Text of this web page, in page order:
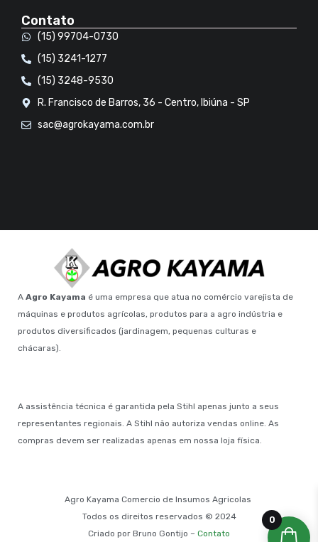
Contato
(15) 99704-0730
(15) 3241-1277
(15) 3248-9530
R. Francisco de Barros, 36 - Centro, Ibiúna - SP
sac@agrokayama.com.br
A Agro Kayama é uma empresa que atua no comércio varejista de
máquinas e produtos agrícolas, produtos para a agro indústria e
produtos diversificados (jardinagem, pequenas culturas e
chácaras).
A assistência técnica é garantida pela Stihl apenas junto a seus
representantes regionais. A Stihl não autoriza vendas online. As
compras devem ser realizadas apenas em nossa loja física.
Agro Kayama Comercio de Insumos Agricolas
Todos os direitos reservados © 2024
Criado por Bruno Gontijo – Contato
0